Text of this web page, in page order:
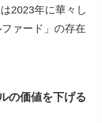
2023年に華々し
ァード」の存在
の価値を下げる